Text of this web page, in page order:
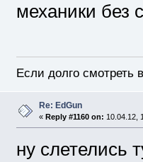
механики без
Если долго смотреть
Re: EdGun
« Reply #1160 on: 10.04.12,
ну слетелись